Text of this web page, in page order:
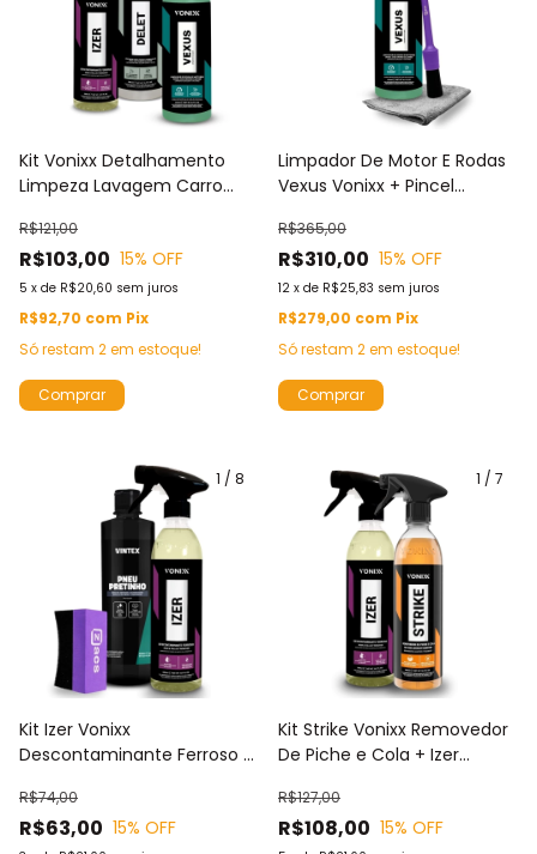
Kit Vonixx Detalhamento
Limpeza Lavagem Carro
Rodas + IZER Ferrugem +
DELET Pneus e Borrachas
R$103,00
R$121,00
15% OFF
5 x de R$20,60 sem juros
R$92,70 com Pix
Só restam 2em estoque!
Limpador De Motor E Rodas
Vexus Vonixx + Pincel
Toalha de Microfibra
R$310,00
R$365,00
15% OFF
12 x de R$25,83 sem juros
R$279,00 com Pix
Só restam 2em estoque!
1 / 8
Kit Izer Vonixx
Descontaminante Ferroso +
Aplicador Pretinho Selante
R$63,00
R$74,00
15% OFF
1 / 7
Kit Strike Vonixx Removedor
De Piche e Cola + Izer
Vonixx
R$108,00
R$127,00
15% OFF